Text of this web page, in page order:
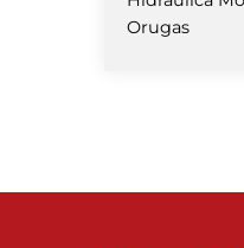
Orugas